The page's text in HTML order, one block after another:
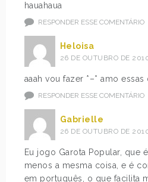
hauahaua
RESPONDER ESSE COMENTÁRIO
Heloisa
26 DE OUTUBRO DE
aaah vou fazer *–* amo essas
RESPONDER ESSE COMENTÁRIO
Gabrielle
26 DE OUTUBRO DE
Eu jogo Garota Popular, que
menos a mesma coisa, e é
em português, o que facilita